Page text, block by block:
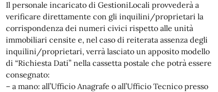
Il personale incaricato di GestioniLocali provvederà a
verificare direttamente con gli inquilini/proprietari la
corrispondenza dei numeri civici rispetto alle unità
immobiliari censite e, nel caso di reiterata assenza degli
inquilini/proprietari, verrà lasciato un apposito modello
di “Richiesta Dati” nella cassetta postale che potrà essere
consegnato:
– a mano: all’Ufficio Anagrafe o all’Ufficio Tecnico presso